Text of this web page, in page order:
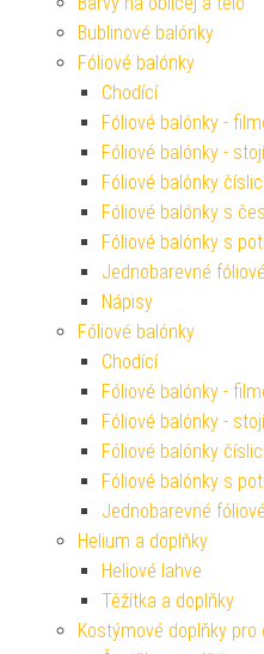
Bublinové balónky
Fóliové balónky
Chodící
Fóliové balónky -
Fóliové balónky -
Fóliové balónky
Fóliové balónky s
Fóliové balónky s
Jednobarevné
Nápisy
Fóliové balónky
Chodící
Fóliové balónky -
Fóliové balónky -
Fóliové balónky
Fóliové balónky s
Jednobarevné
Helium a doplňky
Heliové lahve
Těžítka a doplňky
Kostýmové doplňky pro